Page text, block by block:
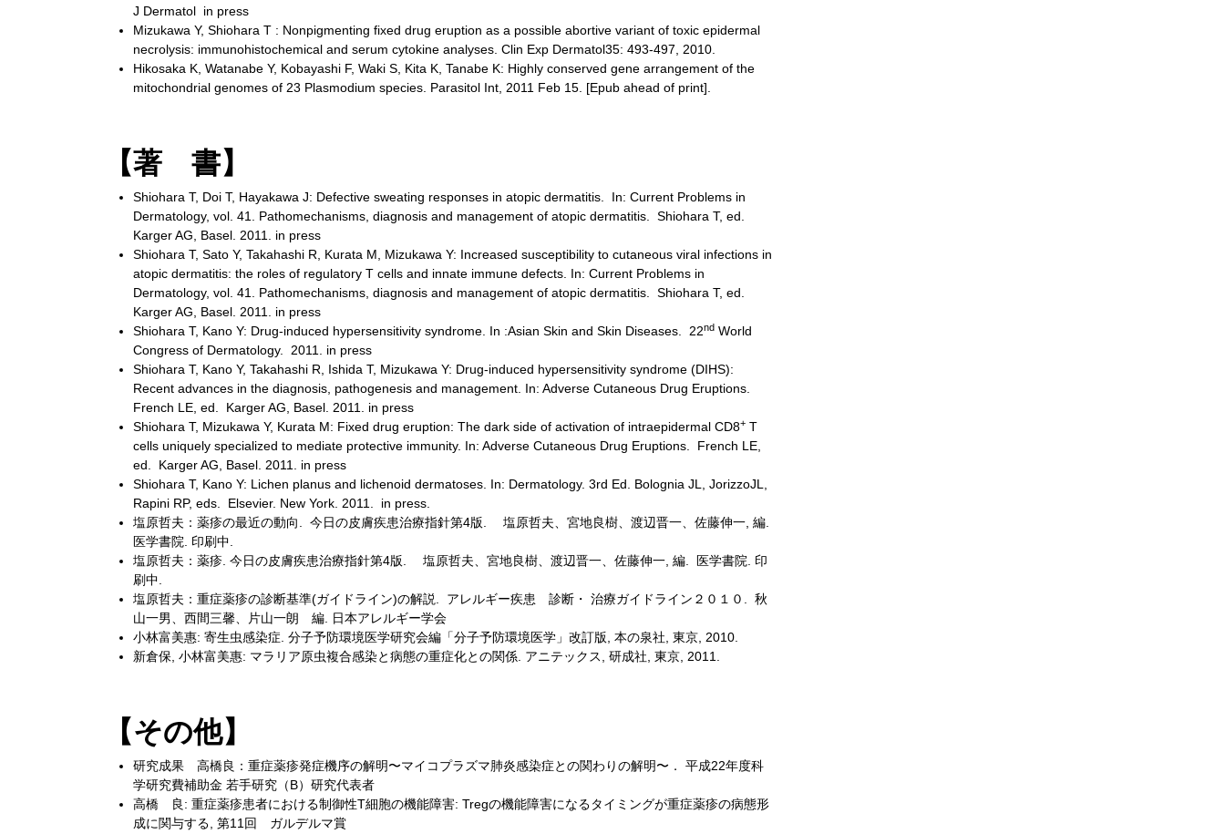
J Dermatol in press
Mizukawa Y, Shiohara T : Nonpigmenting fixed drug eruption as a possible abortive variant of toxic epidermal
necrolysis: immunohistochemical and serum cytokine analyses. Clin Exp Dermatol35: 493-497, 2010.
Hikosaka K, Watanabe Y, Kobayashi F, Waki S, Kita K, Tanabe K: Highly conserved gene arrangement of the
mitochondrial genomes of 23 Plasmodium species. Parasitol Int, 2011 Feb 15. [Epub ahead of print].
【著 書】
Shiohara T, Doi T, Hayakawa J: Defective sweating responses in atopic dermatitis. In: Current Problems in
Dermatology, vol. 41. Pathomechanisms, diagnosis and management of atopic dermatitis. Shiohara T, ed.
Karger AG, Basel. 2011. in press
Shiohara T, Sato Y, Takahashi R, Kurata M, Mizukawa Y: Increased susceptibility to cutaneous viral infections in
atopic dermatitis: the roles of regulatory T cells and innate immune defects. In: Current Problems in
Dermatology, vol. 41. Pathomechanisms, diagnosis and management of atopic dermatitis. Shiohara T, ed.
Karger AG, Basel. 2011. in press
Shiohara T, Kano Y: Drug-induced hypersensitivity syndrome. In :Asian Skin and Skin Diseases. 22nd World
Congress of Dermatology. 2011. in press
Shiohara T, Kano Y, Takahashi R, Ishida T, Mizukawa Y: Drug-induced hypersensitivity syndrome (DIHS):
Recent advances in the diagnosis, pathogenesis and management. In: Adverse Cutaneous Drug Eruptions.
French LE, ed. Karger AG, Basel. 2011. in press
Shiohara T, Mizukawa Y, Kurata M: Fixed drug eruption: The dark side of activation of intraepidermal CD8+ T
cells uniquely specialized to mediate protective immunity. In: Adverse Cutaneous Drug Eruptions. French LE,
ed. Karger AG, Basel. 2011. in press
Shiohara T, Kano Y: Lichen planus and lichenoid dermatoses. In: Dermatology. 3rd Ed. Bolognia JL, JorizzoJL,
Rapini RP, eds. Elsevier. New York. 2011. in press.
塩原哲夫：薬疹の最近の動向. 今日の皮膚疾患治療指針第4版. 塩原哲夫、宮地良樹、渡辺晋一、佐藤伸一, 編.
医学書院. 印刷中.
塩原哲夫：薬疹. 今日の皮膚疾患治療指針第4版. 塩原哲夫、宮地良樹、渡辺晋一、佐藤伸一, 編. 医学書院. 印
刷中.
塩原哲夫：重症薬疹の診断基準(ガイドライン)の解説. アレルギー疾患 診断・ 治療ガイドライン２０１０. 秋
山一男、西間三馨、片山一朗 編. 日本アレルギー学会
小林富美惠: 寄生虫感染症. 分子予防環境医学研究会編「分子予防環境医学」改訂版, 本の泉社, 東京, 2010.
新倉保, 小林富美惠: マラリア原虫複合感染と病態の重症化との関係. アニテックス, 研成社, 東京, 2011.
【その他】
研究成果 高橋良：重症薬疹発症機序の解明〜マイコプラズマ肺炎感染症との関わりの解明〜． 平成22年度科
学研究費補助金 若手研究（B）研究代表者
高橋 良: 重症薬疹患者における制御性T細胞の機能障害: Tregの機能障害になるタイミングが重症薬疹の病態形
成に関与する, 第11回 ガルデルマ賞